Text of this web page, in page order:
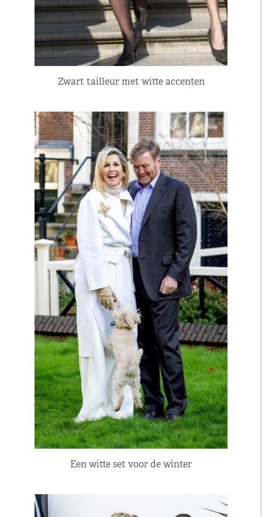
Zwart tailleur met witte accenten
Een witte set voor de winter